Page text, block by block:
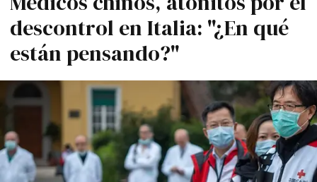
descontrol en Italia: "¿En qué
están pensando?"